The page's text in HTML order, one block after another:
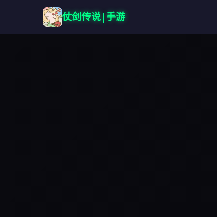
仗剑传说|手游